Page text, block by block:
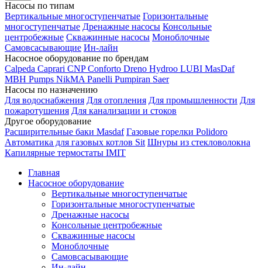
Насосы по типам
Вертикальные многоступенчатые Горизонтальные
многоступенчатые Дренажные насосы Консольные
центробежные Скважинные насосы Моноблочные
Самовсасывающие Ин-лайн
Насосное оборудование по брендам
Calpeda Caprari CNP Conforto Dreno Hydroo LUBI MasDaf
MBH Pumps NikMA Panelli Pumpiran Saer
Насосы по назначению
Для водоснабжения Для отопления Для промышленности Для
пожаротушения Для канализации и стоков
Другое оборудование
Расширительные баки Masdaf Газовые горелки Polidoro
Автоматика для газовых котлов Sit Шнуры из стекловолокна
Капилярные термостаты IMIT
Главная
Насосное оборудование
Вертикальные многоступенчатые
Горизонтальные многоступенчатые
Дренажные насосы
Консольные центробежные
Скважинные насосы
Моноблочные
Самовсасывающие